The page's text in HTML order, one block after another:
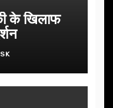
के खिलाफ